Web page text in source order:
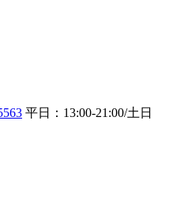
平日：13:00-21:00/土日